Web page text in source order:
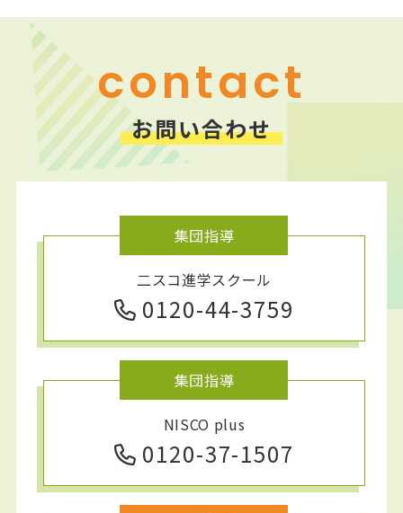
ニスコパーソナル 平岡公園教室
contact
お問い合わせ
集団指導
二スコ進学スクール
0120-44-3759
集団指導
NISCO plus
0120-37-1507